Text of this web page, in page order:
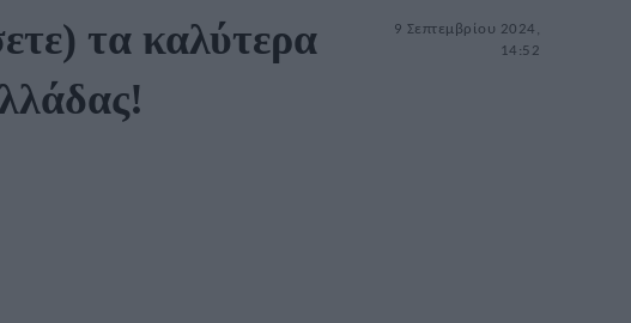
τα καλύτερα
9 Σεπτεμβρίου 2024,
14:52